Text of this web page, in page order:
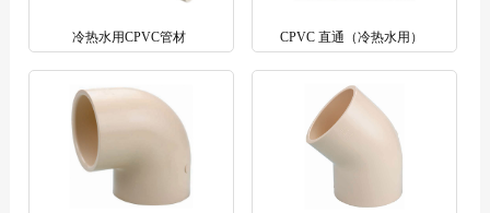
冷热水用CPVC管材 CPVC 直通（冷热水用）